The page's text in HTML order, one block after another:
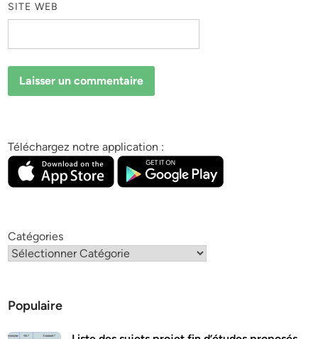
SITE WEB
Téléchargez notre application :
Catégories
Populaire